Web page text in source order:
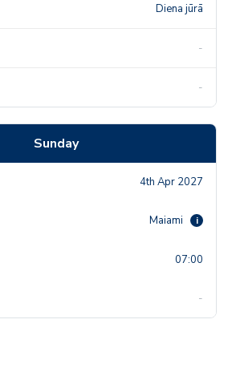
Diena jūrā
-
-
Sunday
4th Apr 2027
Maiami i
07:00
-